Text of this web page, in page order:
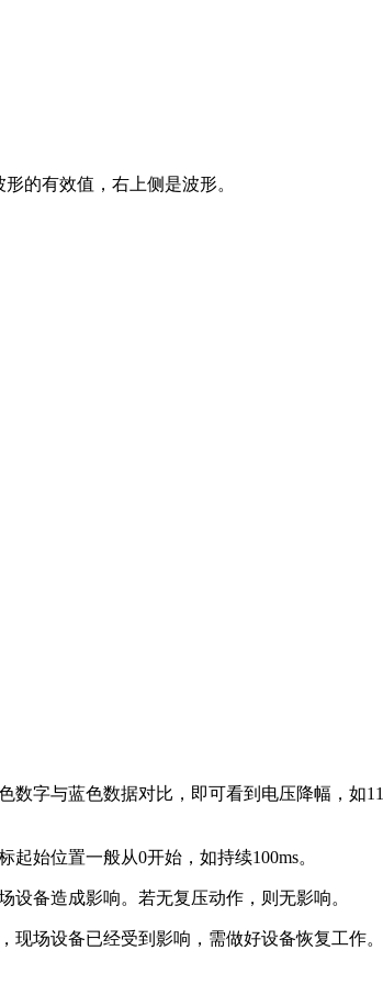
的有效值，右上侧是波形。
字与蓝色数据对比，即可看到电压降幅，如
始位置一般从0开始，如持续100ms。
备造成影响。若无复压动作，则无影响。
场设备已经受到影响，需做好设备恢复工作。